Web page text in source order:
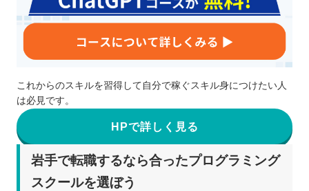
これからのスキルを習得して自分で稼ぐスキル身につけたい人
は必見です。
HPで詳しく見る
岩手で転職するなら合ったプログラミング
スクールを選ぼう